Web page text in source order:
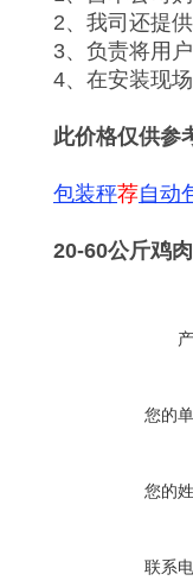
2、我司还提
3、负责将用
4、在安装现
此价格仅供参
包装秤荐自动
20-60公斤鸡
您的
您的
联系